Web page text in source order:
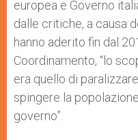
europea e Governo
dalle critiche, a causa
hanno aderito fin dal
Coordinamento, “lo
era quello di
spingere la
governo”.